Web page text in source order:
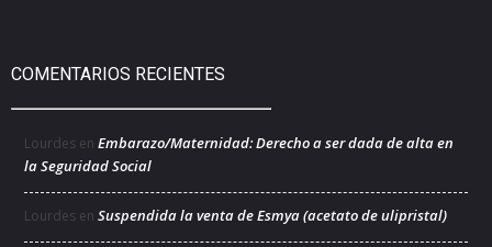
COMENTARIOS RECIENTES
Lourdes en Embarazo/Maternidad: Derecho a ser dada de alta en
la Seguridad Social
Lourdes en Suspendida la venta de Esmya (acetato de ulipristal)